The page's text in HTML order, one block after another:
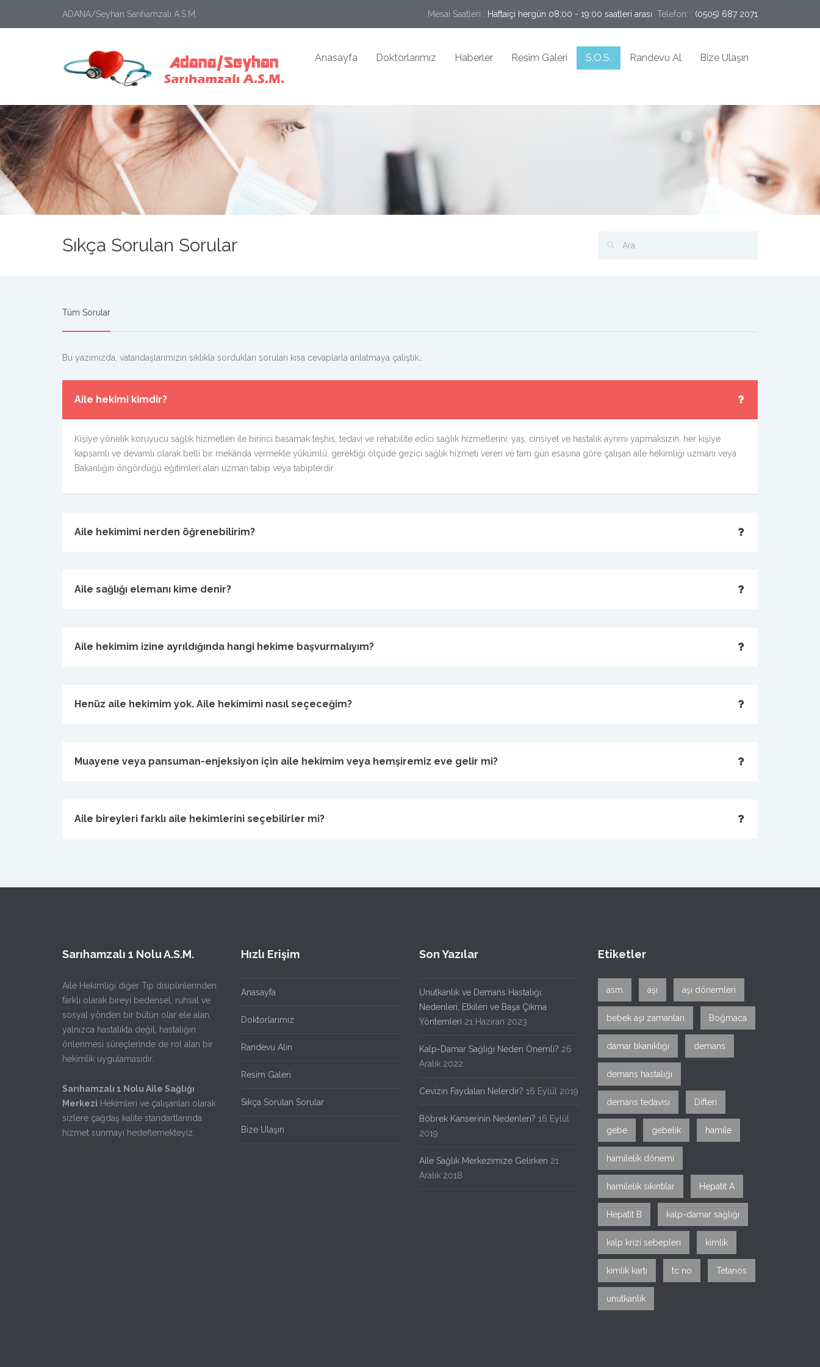
ADANA/Seyhan Sarıhamzalı A.S.M. Mesai Saatleri : Haftaiçi hergün 08:00 - 19:00 saatleri arası Telefon: : (0505) 687 2071
Anasayfa Doktorlarımız Haberler Resim Galeri S.O.S. Randevu Al Bize Ulaşın
Sıkça Sorulan Sorular
Tüm Sorular
Bu yazımızda, vatandaşlarımızın sıklıkla sordukları soruları kısa cevaplarla anlatmaya çalıştık…
Aile hekimi kimdir?
Kişiye yönelik koruyucu sağlık hizmetleri ile birinci basamak teşhis, tedavi ve rehabilite edici sağlık hizmetlerini, yaş, cinsiyet ve hastalık ayrımı yapmaksızın, her kişiye
kapsamlı ve devamlı olarak belli bir mekânda vermekle yükümlü, gerektiği ölçüde gezici sağlık hizmeti veren ve tam gün esasına göre çalışan aile hekimliği uzmanı veya
Bakanlığın öngördüğü eğitimleri alan uzman tabip veya tabiplerdir.
Aile hekimimi nerden öğrenebilirim?
Aile sağlığı elemanı kime denir?
Aile hekimim izine ayrıldığında hangi hekime başvurmalıyım?
Henüz aile hekimim yok. Aile hekimimi nasıl seçeceğim?
Muayene veya pansuman-enjeksiyon için aile hekimim veya hemşiremiz eve gelir mi?
Aile bireyleri farklı aile hekimlerini seçebilirler mi?
Sarıhamzalı 1 Nolu A.S.M.
Aile Hekimliği diğer Tıp disiplinlerinden
farklı olarak bireyi bedensel, ruhsal ve
sosyal yönden bir bütün olar ele alan,
yalnızca hastalıkta değil, hastalığın
önlenmesi süreçlerinde de rol alan bir
hekimlik uygulamasıdır.
Sarıhamzalı 1 Nolu Aile Sağlığı
Merkezi Hekimleri ve çalışanları olarak
sizlere çağdaş kalite standartlarında
hizmet sunmayı hedeflemekteyiz.
Hızlı Erişim
Anasayfa
Doktorlarımız
Randevu Alın
Resim Galeri
Sıkça Sorulan Sorular
Bize Ulaşın
Son Yazılar
Unutkanlık ve Demans Hastalığı:
Nedenleri, Etkileri ve Başa Çıkma
Yöntemleri 21 Haziran 2023
Kalp-Damar Sağlığı Neden Önemli? 26
Aralık 2022
Cevizin Faydaları Nelerdir? 16 Eylül 2019
Böbrek Kanserinin Nedenleri? 16 Eylül
2019
Aile Sağlık Merkezimize Gelirken 21
Aralık 2018
Etiketler
asm aşı aşı dönemleri
bebek aşı zamanları Boğmaca
damar tıkanıklığı demans
demans hastalığı
demans tedavisi Difteri
gebe gebelik hamile
hamilelik dönemi
hamilelik sıkıntılar Hepatit A
Hepatit B kalp-damar sağlığı
kalp krizi sebepleri kimlik
kimlik kartı tc no Tetanos
unutkanlık